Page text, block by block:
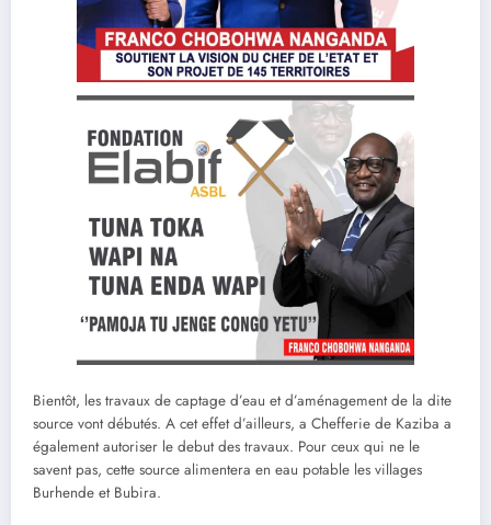
Bientôt, les travaux de captage d’eau et d’aménagement de la dite
source vont débutés. A cet effet d’ailleurs, a Chefferie de Kaziba a
également autoriser le debut des travaux. Pour ceux qui ne le
savent pas, cette source alimentera en eau potable les villages
Burhende et Bubira.